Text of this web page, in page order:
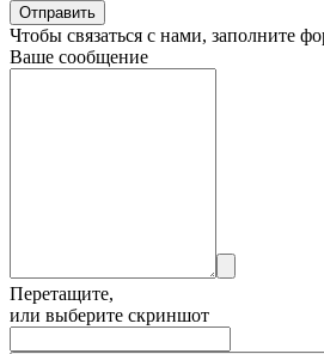
Отправить
Чтобы связаться с нами, заполните
Ваше сообщение
Перетащите,
или выберите скриншот